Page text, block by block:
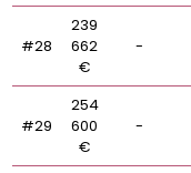
#28
239
662
€
-
#29
254
600
€
-